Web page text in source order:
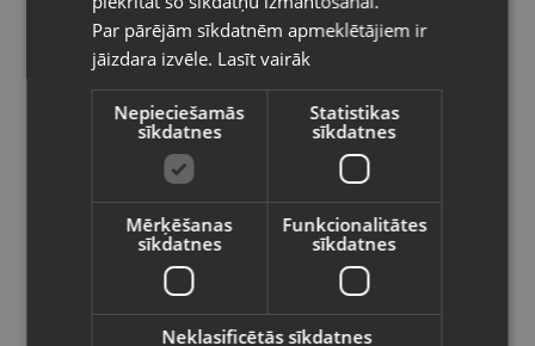
330.00€
€ /mēn.
Zelta auskari
izvēlēto valsti
Vietnes saturs būs attēlots izvēlētajā
valodā
Valsts
Latviešu / Latvian
Par pārējām sīkdatnēm apmeklētājiem ir
jāizdara izvēle. Lasīt vairāk
Nepieciešamās
sīkdatnes
Statistikas
sīkdatnes
Mērķēšanas
sīkdatnes
Funkcionalitātes
sīkdatnes
Neklasificētās sīkdatnes